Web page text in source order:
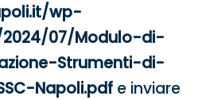
wp-
07/Modulo-di-
Strumenti-di-
Napoli.pdf e inviare